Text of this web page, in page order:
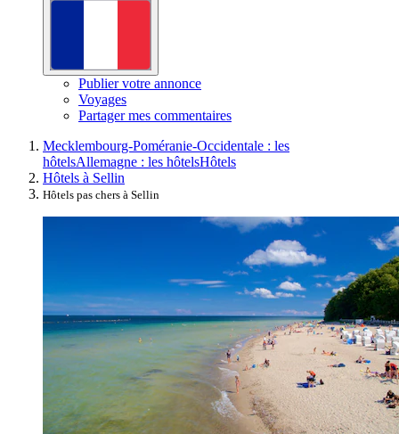
Publier votre annonce
Voyages
Partager mes commentaires
Mecklembourg-Poméranie-Occidentale : les
hôtelsAllemagne : les hôtelsHôtels
Hôtels à Sellin
Hôtels pas chers à Sellin